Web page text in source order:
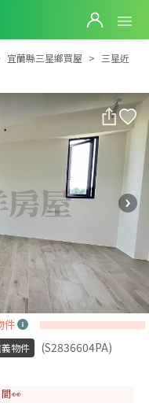
三星近行健水岸大農舍
宜蘭縣三星鄉買屋
三星近
件
物件
(S2836604PA)
👀